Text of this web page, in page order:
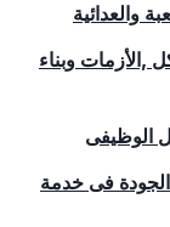
والعدائية
,الأزمات وبناء
الوظيفى
فى خدمة